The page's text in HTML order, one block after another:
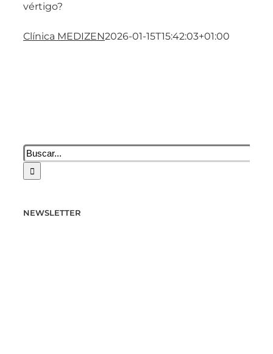
vértigo?
Clínica MEDIZEN2026-01-15T15:42:03+01:00
Buscar:
NEWSLETTER